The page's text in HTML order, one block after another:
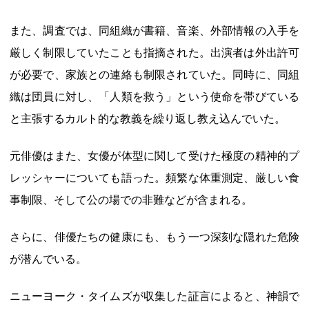
また、調査では、同組織が書籍、音楽、外部情報の入手を
厳しく制限していたことも指摘された。出演者は外出許可
が必要で、家族との連絡も制限されていた。同時に、同組
織は団員に対し、「人類を救う」という使命を帯びている
と主張するカルト的な教義を繰り返し教え込んでいた。
元俳優はまた、女優が体型に関して受けた極度の精神的プ
レッシャーについても語った。頻繁な体重測定、厳しい食
事制限、そして公の場での非難などが含まれる。
さらに、俳優たちの健康にも、もう一つ深刻な隠れた危険
が潜んでいる。
ニューヨーク・タイムズが収集した証言によると、神韻で